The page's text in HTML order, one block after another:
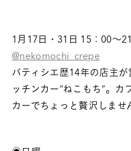
1月17日・31日 15：00～
@nekomochi_crepe
パティシエ歴14年の店主
ッチンカー“ねこもち“。カ
カーでちょっと贅沢しませ